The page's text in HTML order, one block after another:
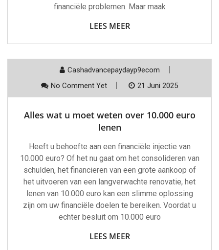
financiële problemen. Maar maak
LEES MEER
Cashadvancepaydayp9ecom
No Comment Yet
21 Juni 2025
Alles wat u moet weten over 10.000 euro
lenen
Heeft u behoefte aan een financiële injectie van
10.000 euro? Of het nu gaat om het consolideren van
schulden, het financieren van een grote aankoop of
het uitvoeren van een langverwachte renovatie, het
lenen van 10.000 euro kan een slimme oplossing
zijn om uw financiële doelen te bereiken. Voordat u
echter besluit om 10.000 euro
LEES MEER